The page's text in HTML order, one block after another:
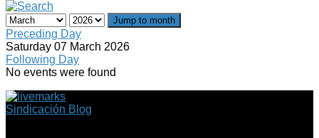
Jump to month
Preceding Day
Saturday 07 March 2026
Following Day
No events were found
Sindicación Blog